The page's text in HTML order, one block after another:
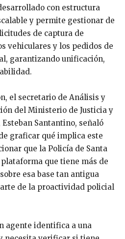
con estructura
y permite gestionar de
de captura de
vehiculares y los pedidos de
garantizando unificación,
el secretario de Análisis y
del Ministerio de Justicia y
Esteban Santantino, señaló
graficar qué implica este
que la Policía de Santa
que tiene más de
esa base tan antigua
de la proactividad policial
agente identifica a una